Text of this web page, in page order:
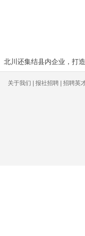
北川还集结县内企业，打
关于我们 | 报社招聘 | 招聘英